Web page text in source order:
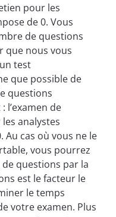
pour les
de 0. Vous
de questions
que nous vous
test
que possible de
questions
l’examen de
analystes
Au cas où vous ne le
vous pourrez
questions par la
est le facteur le
le temps
votre examen. Plus